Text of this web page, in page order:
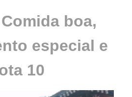
boa,
especial e
10